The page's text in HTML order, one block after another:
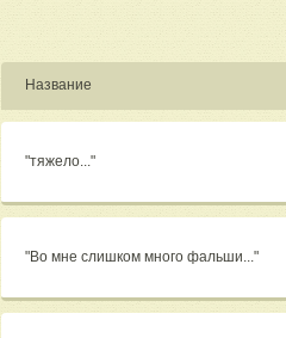
Название
"тяжело..."
"Во мне слишком много фальши..."